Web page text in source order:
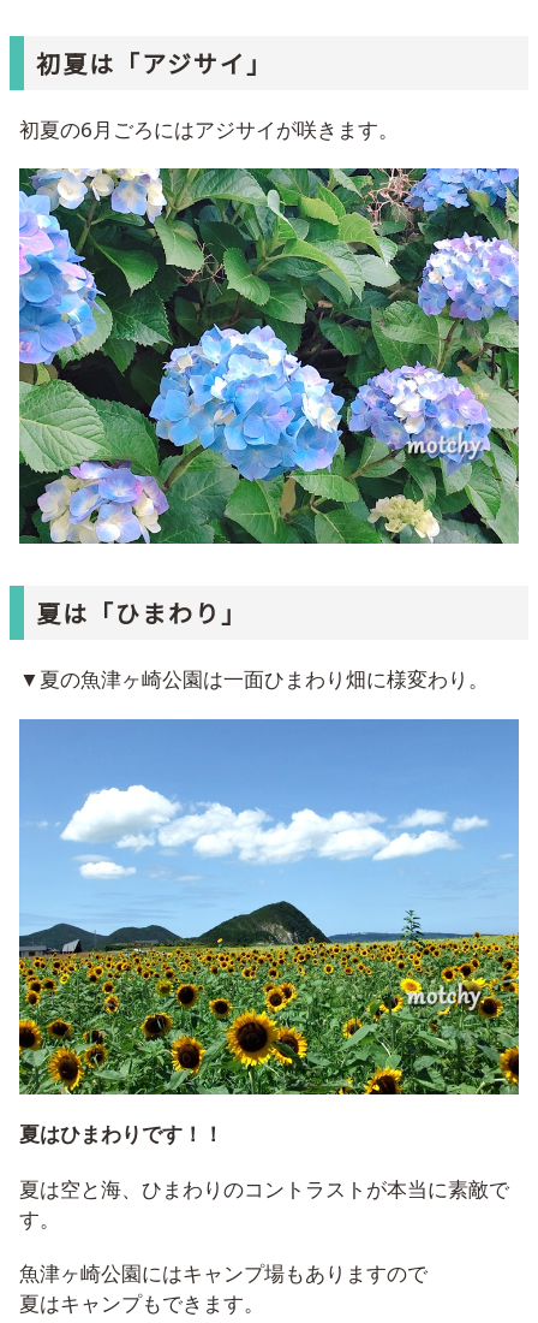
初夏は「アジサイ」
初夏の6月ごろにはアジサイが咲きます。
夏は「ひまわり」
▼夏の魚津ヶ崎公園は一面ひまわり畑に様変わり。
夏はひまわりです！！
夏は空と海、ひまわりのコントラストが本当に素敵で
す。
魚津ヶ崎公園にはキャンプ場もありますので
夏はキャンプもできます。